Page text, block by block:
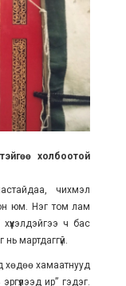
холбоотой
чихмэл
юм. Нэг том лам
ч бас
мартдаггүй.
хөдөө хамаатнууд
ир” гэдэг.